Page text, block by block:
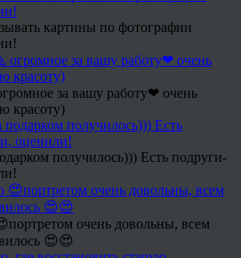
картины по фотографии
за вашу работу❤ очень
красоту)
получилось))) Есть подруги-
очень довольны, всем
😍😍